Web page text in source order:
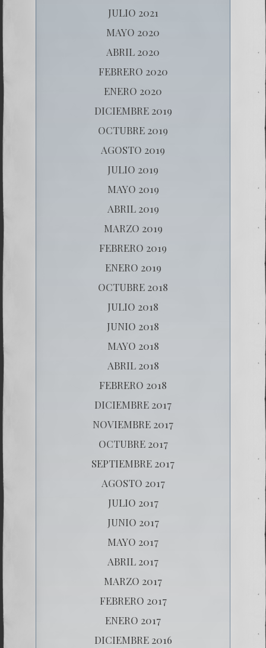
JULIO 2021
MAYO 2020
ABRIL 2020
FEBRERO 2020
ENERO 2020
DICIEMBRE 2019
OCTUBRE 2019
AGOSTO 2019
JULIO 2019
MAYO 2019
ABRIL 2019
MARZO 2019
FEBRERO 2019
ENERO 2019
OCTUBRE 2018
JULIO 2018
JUNIO 2018
MAYO 2018
ABRIL 2018
FEBRERO 2018
DICIEMBRE 2017
NOVIEMBRE 2017
OCTUBRE 2017
SEPTIEMBRE 2017
AGOSTO 2017
JULIO 2017
JUNIO 2017
MAYO 2017
ABRIL 2017
MARZO 2017
FEBRERO 2017
ENERO 2017
DICIEMBRE 2016